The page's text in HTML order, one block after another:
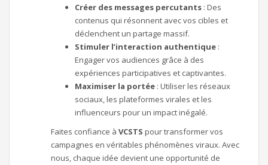
Créer des messages percutants : Des
contenus qui résonnent avec vos cibles et
déclenchent un partage massif.
Stimuler l’interaction authentique :
Engager vos audiences grâce à des
expériences participatives et captivantes.
Maximiser la portée : Utiliser les réseaux
sociaux, les plateformes virales et les
influenceurs pour un impact inégalé.
Faites confiance à VCSTS pour transformer vos
campagnes en véritables phénomènes viraux. Avec
nous, chaque idée devient une opportunité de